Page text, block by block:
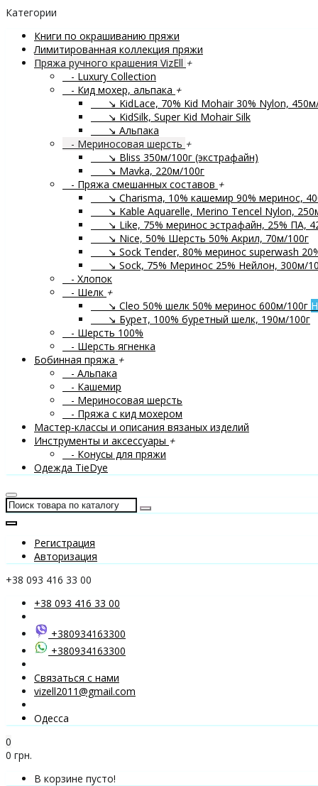
Категории
Книги по окрашиванию пряжи
Лимитированная коллекция пряжи
Пряжа ручного крашения VizEll +
- Luxury Collection
- Кид мохер, альпака +
↘ KidLace, 70% Kid Mohair 30% Nylon,
↘ KidSilk, Super Kid Mohair Silk
↘ Альпака
- Мериносовая шерсть +
↘ Bliss 350м/100г (экстрафайн)
↘ Mavka, 220м/100г
- Пряжа смешанных составов +
↘ Charisma, 10% кашемир 90% меринос,
↘ Kable Aquarelle, Merino Tencel Nylon,
↘ Like, 75% меринос эстрафайн, 25% ПА,
↘ Nice, 50% Шерсть 50% Акрил, 70м/100г
↘ Sock Tender, 80% меринос superwash
↘ Sock, 75% Меринос 25% Нейлон, 300м/
- Хлопок
- Шелк +
↘ Cleo 50% шелк 50% меринос 600м/100г
↘ Бурет, 100% буретный шелк, 190м/100г
- Шерсть 100%
- Шерсть ягненка
Бобинная пряжа +
- Альпака
- Кашемир
- Мериносовая шерсть
- Пряжа с кид мохером
Мастер-классы и описания вязаных изделий
Инструменты и аксессуары +
- Конусы для пряжи
Одежда TieDye
Регистрация
Авторизация
+38 093 416 33 00
+38 093 416 33 00
+380934163300
+380934163300
Связаться с нами
vizell2011@gmail.com
Одесса
0
0 грн.
В корзине пусто!